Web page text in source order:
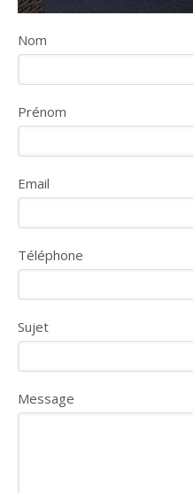
Nom
Prénom
Email
Téléphone
Sujet
Message